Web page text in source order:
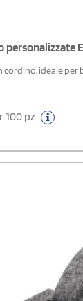
personalizzate
ideale per
100 pz